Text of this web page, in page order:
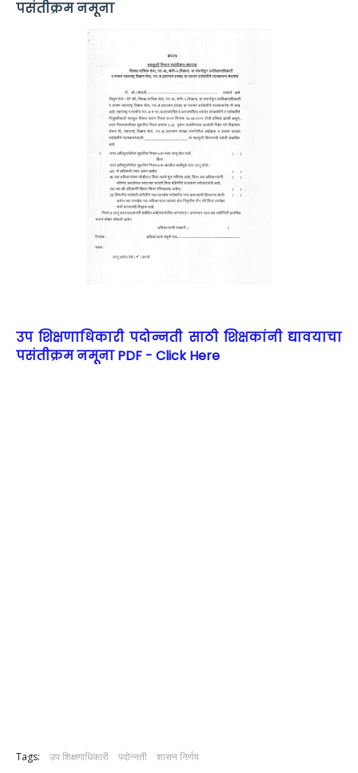
पसंतीक्रम नमूना
उप शिक्षणाधिकारी पदोन्नती साठी शिक्षकांनी द्यावयाचा
पसंतीक्रम नमूना PDF - Click Here
Tags: उप शिक्षणाधिकारी पदोन्नती शासन निर्णय